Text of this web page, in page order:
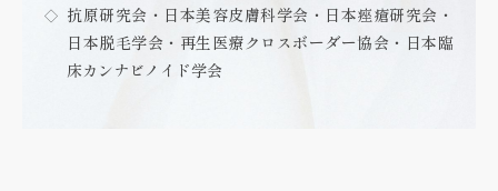
抗原研究会・日本美容皮膚科学会・日本痤瘡研究会・
日本脱毛学会・再生医療クロスボーダー協会・日本臨
床カンナビノイド学会